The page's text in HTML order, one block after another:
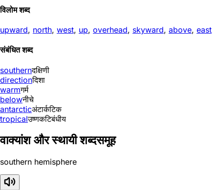
विलोम शब्द
upward, north, west, up, overhead, skyward, above, east
संबंधित शब्द
southernदक्षिणी
directionदिशा
warmगर्म
belowनीचे
antarcticअंटार्कटिक
tropicalउष्णकटिबंधीय
वाक्यांश और स्थायी शब्दसमूह
southern hemisphere